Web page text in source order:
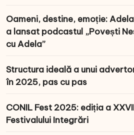
Oameni, destine, emoție:
a lansat podcastul „Povești
cu Adela”
Structura ideală a unui
în 2025, pas cu pas
CONIL Fest 2025: ediția a
Festivalului Integrări